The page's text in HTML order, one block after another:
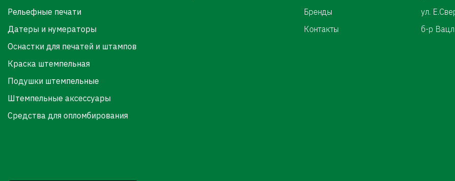
Рельефные печати
Датеры и нумераторы
Оснастки для печатей и штампов
Краска штемпельная
Подушки штемпельные
Штемпельные аксессуары
Средства для опломбирования
Бренды
Контакты
ул.
б-р